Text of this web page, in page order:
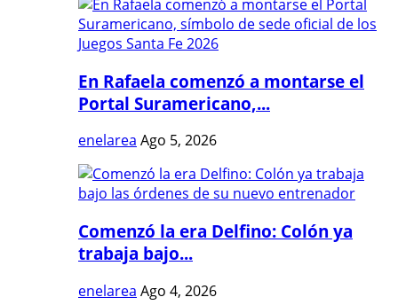
En Rafaela comenzó a montarse el
Portal Suramericano,...
enelarea Ago 5, 2026
Comenzó la era Delfino: Colón ya
trabaja bajo...
enelarea Ago 4, 2026